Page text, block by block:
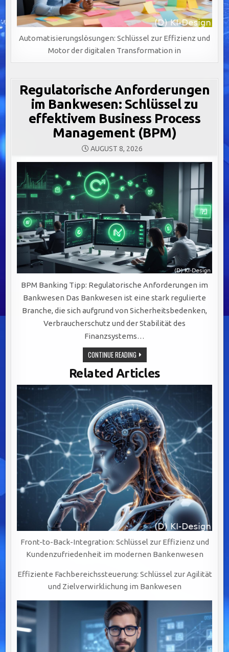
Automatisierungslösungen: Schlüssel zur Effizienz und
Motor der digitalen Transformation in
Regulatorische Anforderungen
im Bankwesen: Schlüssel zu
effektivem Business Process
Management (BPM)
AUGUST 8, 2026
BPM Banking Tipp: Regulatorische Anforderungen im
Bankwesen Das Bankwesen ist eine stark regulierte
Branche, die sich aufgrund von Sicherheitsbedenken,
Verbraucherschutz und der Stabilität des
Finanzsystems…
CONTINUE READINGREGULATORISCHE
ANFORDERUNGEN
IM
BANKWESEN:
SCHLÜSSEL
ZU
EFFEKTIVEM
BUSINESS
PROCESS
MANAGEMENT
(BPM)
Related Articles
Front-to-Back-Integration: Schlüssel zur Effizienz und
Kundenzufriedenheit im modernen Bankenwesen
Effiziente Fachbereichssteuerung: Schlüssel zur Agilität
und Zielverwirklichung im Bankwesen